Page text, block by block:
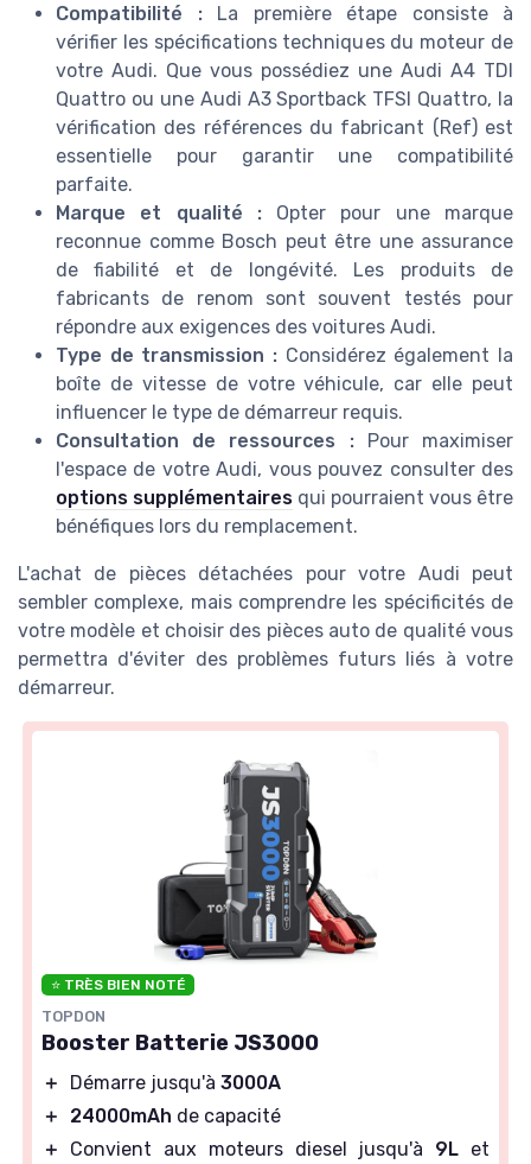
Compatibilité :La première étape consiste à
vérifier les spécifications techniques du moteur de
votre Audi. Que vous possédiez une Audi A4 TDI
Quattro ou une Audi A3 Sportback TFSI Quattro, la
vérification des références du fabricant (Ref) est
essentielle pour garantir une compatibilité
parfaite.
Marque et qualité :Opter pour une marque
reconnue comme Bosch peut être une assurance
de fiabilité et de longévité. Les produits de
fabricants de renom sont souvent testés pour
répondre aux exigences des voitures Audi.
Type de transmission : Considérez également la
boîte de vitesse de votre véhicule, car elle peut
influencer le type de démarreur requis.
Consultation de ressources :Pour maximiser
l'espace de votre Audi, vous pouvez consulter des
options supplémentaires qui pourraient vous être
bénéfiques lors du remplacement.
L'achat de pièces détachées pour votre Audi peut
sembler complexe, mais comprendre les spécificités de
votre modèle et choisir des pièces auto de qualité vous
permettra d'éviter des problèmes futurs liés à votre
démarreur.
⭐ TRÈS BIEN NOTÉ
TOPDON
Booster Batterie JS3000
＋ Démarre jusqu'à 3000A
＋
24000mAh de capacité
＋
Convient aux moteurs diesel jusqu'à 9L et